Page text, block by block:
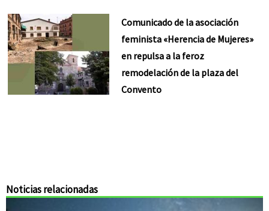
Comunicado de la asociación
feminista «Herencia de Mujeres»
en repulsa a la feroz
remodelación de la plaza del
Convento
Noticias relacionadas